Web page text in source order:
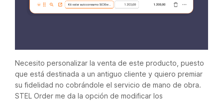
Necesito personalizar la venta de este producto, puesto
que está destinada a un antiguo cliente y quiero premiar
su fidelidad no cobrándole el servicio de mano de obra.
STEL Order me da la opción de modificar los